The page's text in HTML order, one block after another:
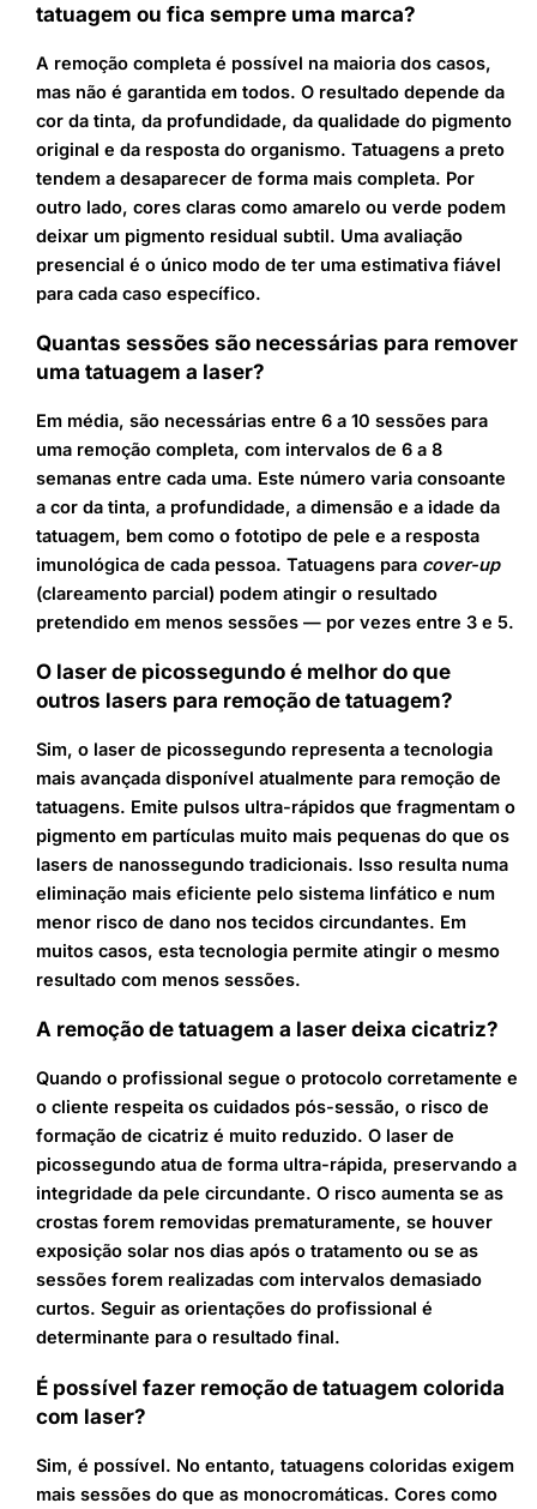
tatuagem ou fica sempre uma marca?
A remoção completa é possível na maioria dos casos,
mas não é garantida em todos. O resultado depende da
cor da tinta, da profundidade, da qualidade do pigmento
original e da resposta do organismo. Tatuagens a preto
tendem a desaparecer de forma mais completa. Por
outro lado, cores claras como amarelo ou verde podem
deixar um pigmento residual subtil. Uma avaliação
presencial é o único modo de ter uma estimativa fiável
para cada caso específico.
Quantas sessões são necessárias para remover
uma tatuagem a laser?
Em média, são necessárias entre 6 a 10 sessões para
uma remoção completa, com intervalos de 6 a 8
semanas entre cada uma. Este número varia consoante
a cor da tinta, a profundidade, a dimensão e a idade da
tatuagem, bem como o fototipo de pele e a resposta
imunológica de cada pessoa. Tatuagens para cover-up
(clareamento parcial) podem atingir o resultado
pretendido em menos sessões — por vezes entre 3 e 5.
O laser de picossegundo é melhor do que
outros lasers para remoção de tatuagem?
Sim, o laser de picossegundo representa a tecnologia
mais avançada disponível atualmente para remoção de
tatuagens. Emite pulsos ultra-rápidos que fragmentam o
pigmento em partículas muito mais pequenas do que os
lasers de nanossegundo tradicionais. Isso resulta numa
eliminação mais eficiente pelo sistema linfático e num
menor risco de dano nos tecidos circundantes. Em
muitos casos, esta tecnologia permite atingir o mesmo
resultado com menos sessões.
A remoção de tatuagem a laser deixa cicatriz?
Quando o profissional segue o protocolo corretamente e
o cliente respeita os cuidados pós-sessão, o risco de
formação de cicatriz é muito reduzido. O laser de
picossegundo atua de forma ultra-rápida, preservando a
integridade da pele circundante. O risco aumenta se as
crostas forem removidas prematuramente, se houver
exposição solar nos dias após o tratamento ou se as
sessões forem realizadas com intervalos demasiado
curtos. Seguir as orientações do profissional é
determinante para o resultado final.
É possível fazer remoção de tatuagem colorida
com laser?
Sim, é possível. No entanto, tatuagens coloridas exigem
mais sessões do que as monocromáticas. Cores como